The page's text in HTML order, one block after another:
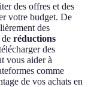
des offres et des
votre budget. De
des
de réductions
des
vous aider à
comme
de vos achats en